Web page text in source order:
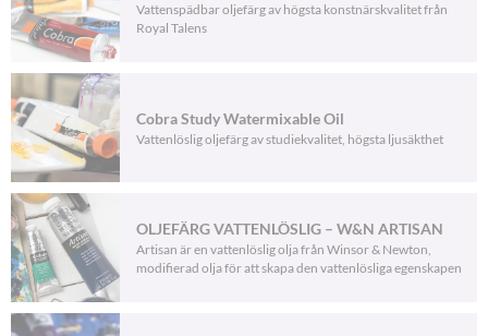
Vattenspädbar oljefärg av högsta konstnärskvalitet från
Royal Talens
Cobra Study Watermixable Oil
Vattenlöslig oljefärg av studiekvalitet, högsta ljusäkthet
OLJEFÄRG VATTENLÖSLIG – W&N ARTISAN
Artisan är en vattenlöslig olja från Winsor & Newton,
modifierad olja för att skapa den vattenlösliga egenskapen